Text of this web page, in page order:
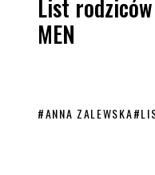
List
MEN
#ANNA ZALEWSKA#